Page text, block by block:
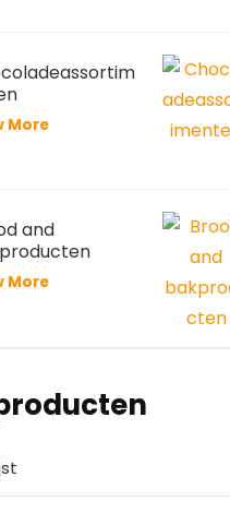
More
and
More